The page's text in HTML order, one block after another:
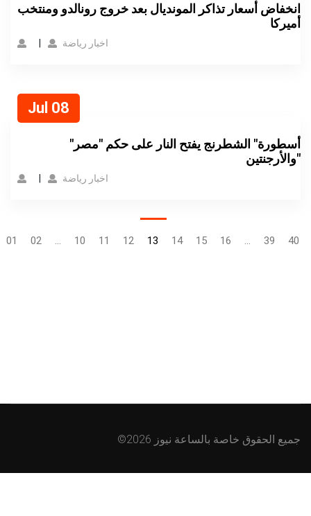
انخفاض أسعار تذاكر المونديال بعد خروج رونالدو ومنتخب
أميركا
اخبار رياضة
Jul 08
"أسطورة" الشطرنج يفتح النار على حكم "مصر
والأرجنتين"
اخبار رياضة
01 02 ... 10 11 12 13 14 15 16 ... 39 40
© 2026 جميع الحقوق خاصة بالساعة نيوز